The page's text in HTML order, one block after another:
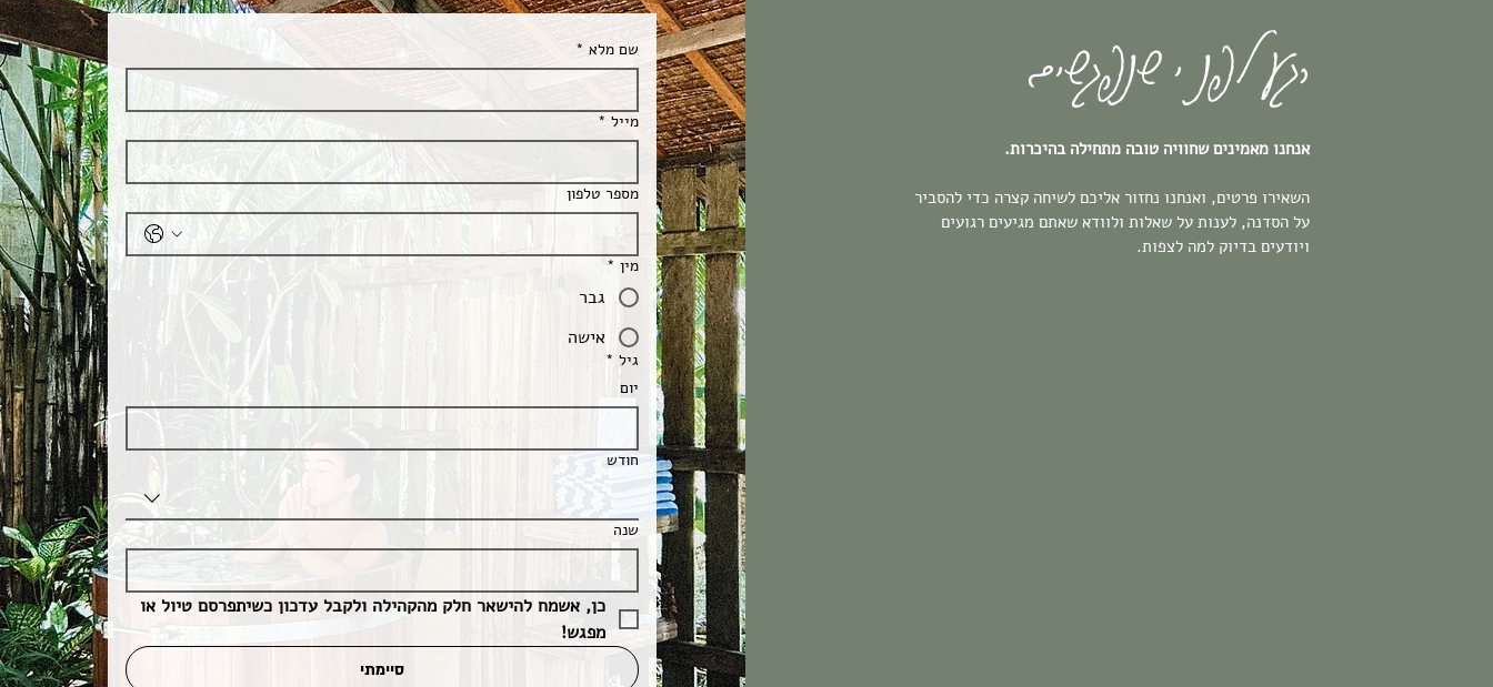
שם מלא *
מייל *
מספר טלפון
מין *
גבר
אישה
גיל *
יום
חודש
שנה
מפגש!
סיימתי
רגע לפנ י שנפגשים
אנחנו מאמינים שחוויה טובה מתחילה בהיכרות.
השאירו פרטים, ואנחנו נחזור אליכם לשיחה קצרה כדי להסביר
על הסדנה, לענות על שאלות ולוודא שאתם מגיעים רגועים
ויודעים בדיוק למה לצפות.